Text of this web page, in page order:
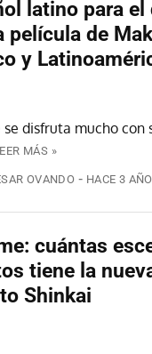
latino para el
película de
y
se disfruta mucho con
MÁS »
OVANDO HACE 3
cuántas
tiene la
Shinkai